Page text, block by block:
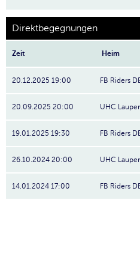
Direktbegegnungen
Zeit Heim
20.12.2025 19:00 FB Riders
20.09.2025 20:00 UHC
19.01.2025 19:30 FB Riders
26.10.2024 20:00 UHC
14.01.2024 17:00 FB Riders